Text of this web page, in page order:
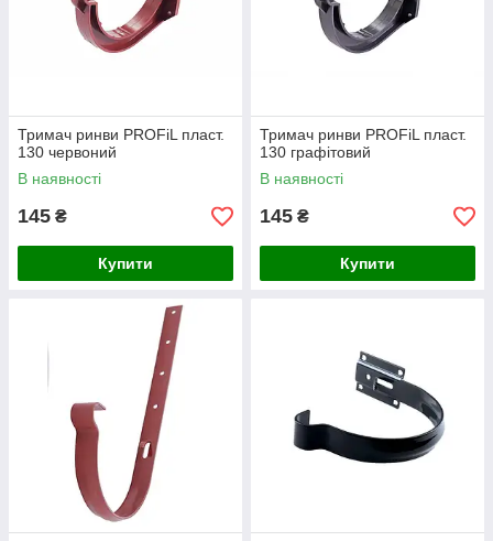
Тримач ринви PROFiL пласт.
130 червоний
В наявності
145 ₴
Купити
Тримач ринви PROFiL пласт.
130 графітовий
В наявності
145 ₴
Купити